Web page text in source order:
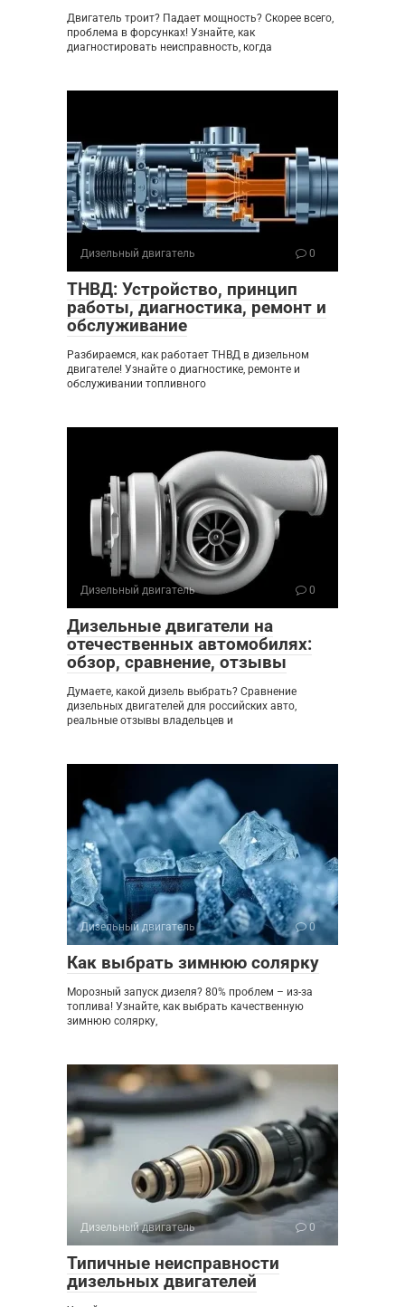
Двигатель троит? Падает мощность? Скорее всего,
проблема в форсунках! Узнайте, как
диагностировать неисправность, когда
Дизельный двигатель 0
ТНВД: Устройство, принцип
работы, диагностика, ремонт и
обслуживание
Разбираемся, как работает ТНВД в дизельном
двигателе! Узнайте о диагностике, ремонте и
обслуживании топливного
Дизельный двигатель 0
Дизельные двигатели на
отечественных автомобилях:
обзор, сравнение, отзывы
Думаете, какой дизель выбрать? Сравнение
дизельных двигателей для российских авто,
реальные отзывы владельцев и
Дизельный двигатель 0
Как выбрать зимнюю солярку
Морозный запуск дизеля? 80% проблем – из-за
топлива! Узнайте, как выбрать качественную
зимнюю солярку,
Дизельный двигатель 0
Типичные неисправности
дизельных двигателей